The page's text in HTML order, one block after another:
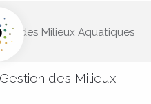
des Milieux Aquatiques
des Milieux